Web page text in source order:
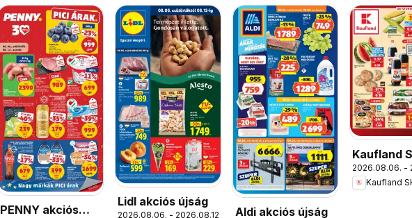
PENNY akciós
Lidl akciós újság
2026.08.06. - 2026.08.12.
Aldi akciós újság
Kaufland
akciós
2026.08.06. -
Kaufland